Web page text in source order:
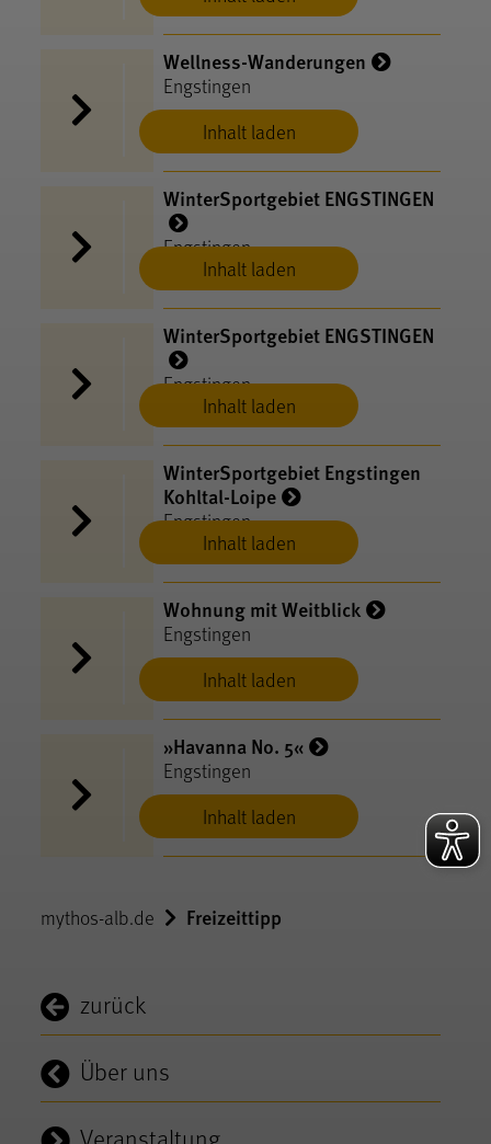
Inhalt laden
Wellness-Wanderungen
Engstingen
Inhalt laden
WinterSportgebiet ENGSTINGEN
Engstingen
Inhalt laden
WinterSportgebiet ENGSTINGEN
Engstingen
Inhalt laden
WinterSportgebiet Engstingen
Kohltal-Loipe
Engstingen
Inhalt laden
Wohnung mit Weitblick
Engstingen
Inhalt laden
»Havanna No. 5«
Engstingen
mythos-alb.de Freizeittipp
zurück
Über uns
Veranstaltung